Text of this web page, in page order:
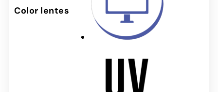
Color lentes